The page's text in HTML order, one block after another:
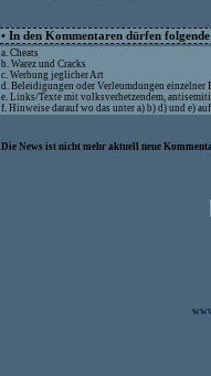
• In den Kommentaren dürfen
a. Cheats
b. Warez und Cracks
c. Werbung jeglicher Art
d. Beleidigungen oder Verleumdungen einzelner
e. Links/Texte mit volksverhetzendem,
f. Hinweise darauf wo das unter a) b) d) und e)
Die News ist nicht mehr aktuell neue